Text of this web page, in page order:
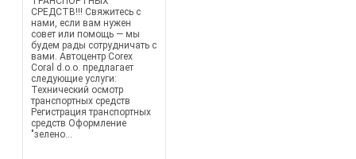
СРЕДСТВ!!! Свяжитесь с
нами, если вам нужен
совет или помощь — мы
будем рады сотрудничать с
вами. Автоцентр Corex
Coral d.o.o. предлагает
следующие услуги:
Технический осмотр
транспортных средств
Регистрация транспортных
средств Оформление
"зелено...